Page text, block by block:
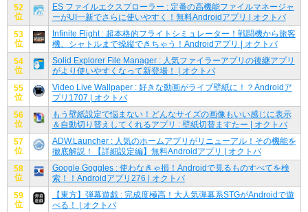
52
位
ES ファイルエクスプローラー : 定番の高機能ファイルマネージャ
ーがUI一新でさらに使いやすく！無料Androidアプリ | オクトバ
53
位
Infinite Flight : 超本格的フライトシミュレーター！戦闘機から旅客
機、シャトルまで操縦できちゃう！Androidアプリ | オクトバ
54
位
Solid Explorer File Manager : 人気ファイラーアプリの後継アプリ
がより使いやすくなって新登場！ | オクトバ
55
位
Video Live Wallpaper : 好きな動画がライブ壁紙に！？Androidア
プリ1707 | オクトバ
56
位
もう壁紙設定で悩まない！どんなサイズの画像もいい感じに表示
＆自動切り替えしてくれるアプリ : 壁紙切替ますたー | オクトバ
57
位
ADW.Launcher : 人気のホームアプリがリニューアル！その機能を
徹底解説！【詳細設定編】無料Androidアプリ | オクトバ
58
位
Google Goggles : 使わなきゃ損！Androidで見るものすべてを検
索！！Androidアプリ276 | オクトバ
59
位
【東方】弾幕遊戯 : 完成度極高！大人気弾幕系STGがAndroidで遊
べる！ | オクトバ